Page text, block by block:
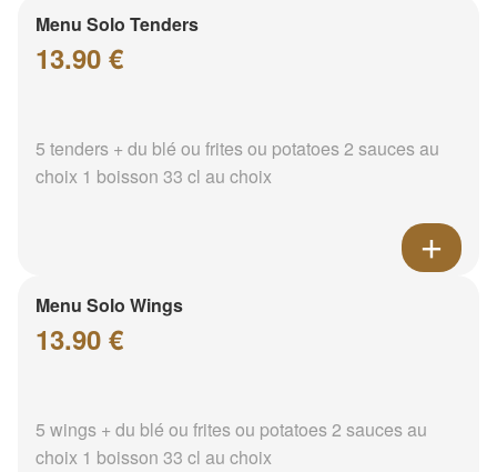
Menu Solo Tenders
13.90 €
5 tenders + du blé ou frites ou potatoes 2 sauces au
choix 1 boisson 33 cl au choix
Menu Solo Wings
13.90 €
5 wings + du blé ou frites ou potatoes 2 sauces au
choix 1 boisson 33 cl au choix